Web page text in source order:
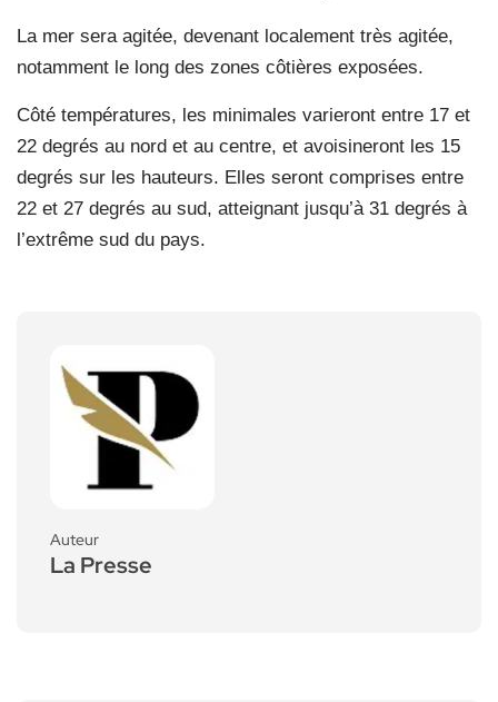
La mer sera agitée, devenant localement très agitée,
notamment le long des zones côtières exposées.
Côté températures, les minimales varieront entre 17 et
22 degrés au nord et au centre, et avoisineront les 15
degrés sur les hauteurs. Elles seront comprises entre
22 et 27 degrés au sud, atteignant jusqu’à 31 degrés à
l’extrême sud du pays.
Auteur
La Presse